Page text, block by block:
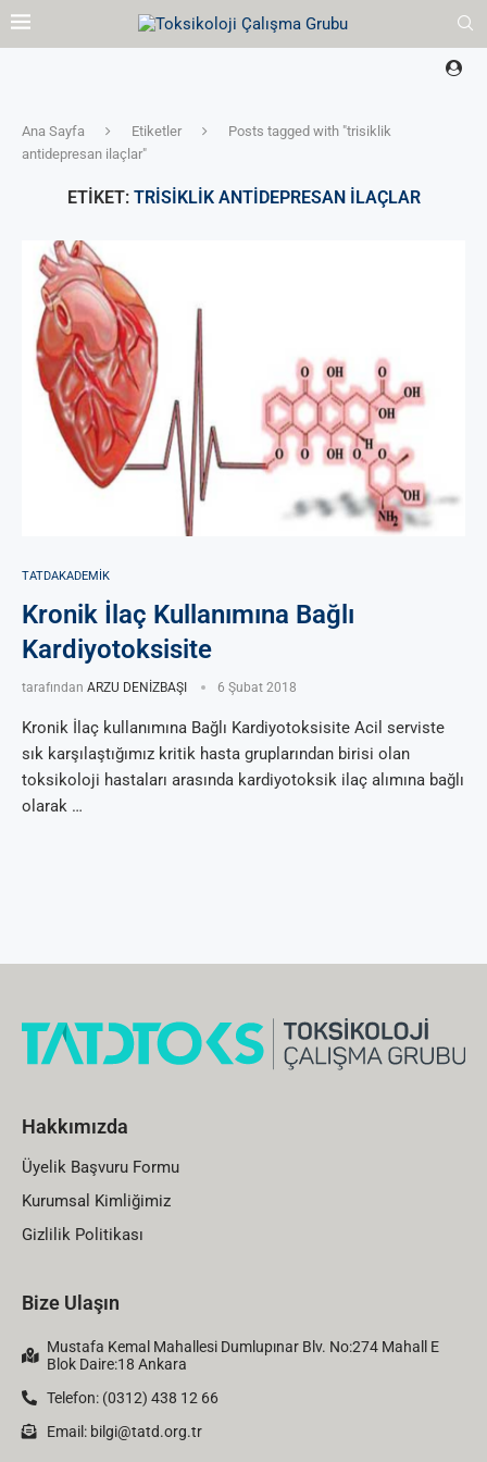
Ana Sayfa Etiketler
Posts tagged with "trisiklik
antidepresan ilaçlar"
ETIKET: TRISIKLIK ANTIDEPRESAN ILAÇLAR
TATDAKADEMIK
Kronik İlaç Kullanımına Bağlı
Kardiyotoksisite
tarafından ARZU DENİZBAŞI 6 Şubat 2018
Kronik İlaç kullanımına Bağlı Kardiyotoksisite Acil serviste
sık karşılaştığımız kritik hasta gruplarından birisi olan
toksikoloji hastaları arasında kardiyotoksik ilaç alımına bağlı
olarak …
Hakkımızda
Üyelik Başvuru Formu
Kurumsal Kimliğimiz
Gizlilik Politikası
Bize Ulaşın
Mustafa Kemal Mahallesi Dumlupınar Blv. No:274 Mahall E
Blok Daire:18 Ankara
Telefon: (0312) 438 12 66
Email: bilgi@tatd.org.tr